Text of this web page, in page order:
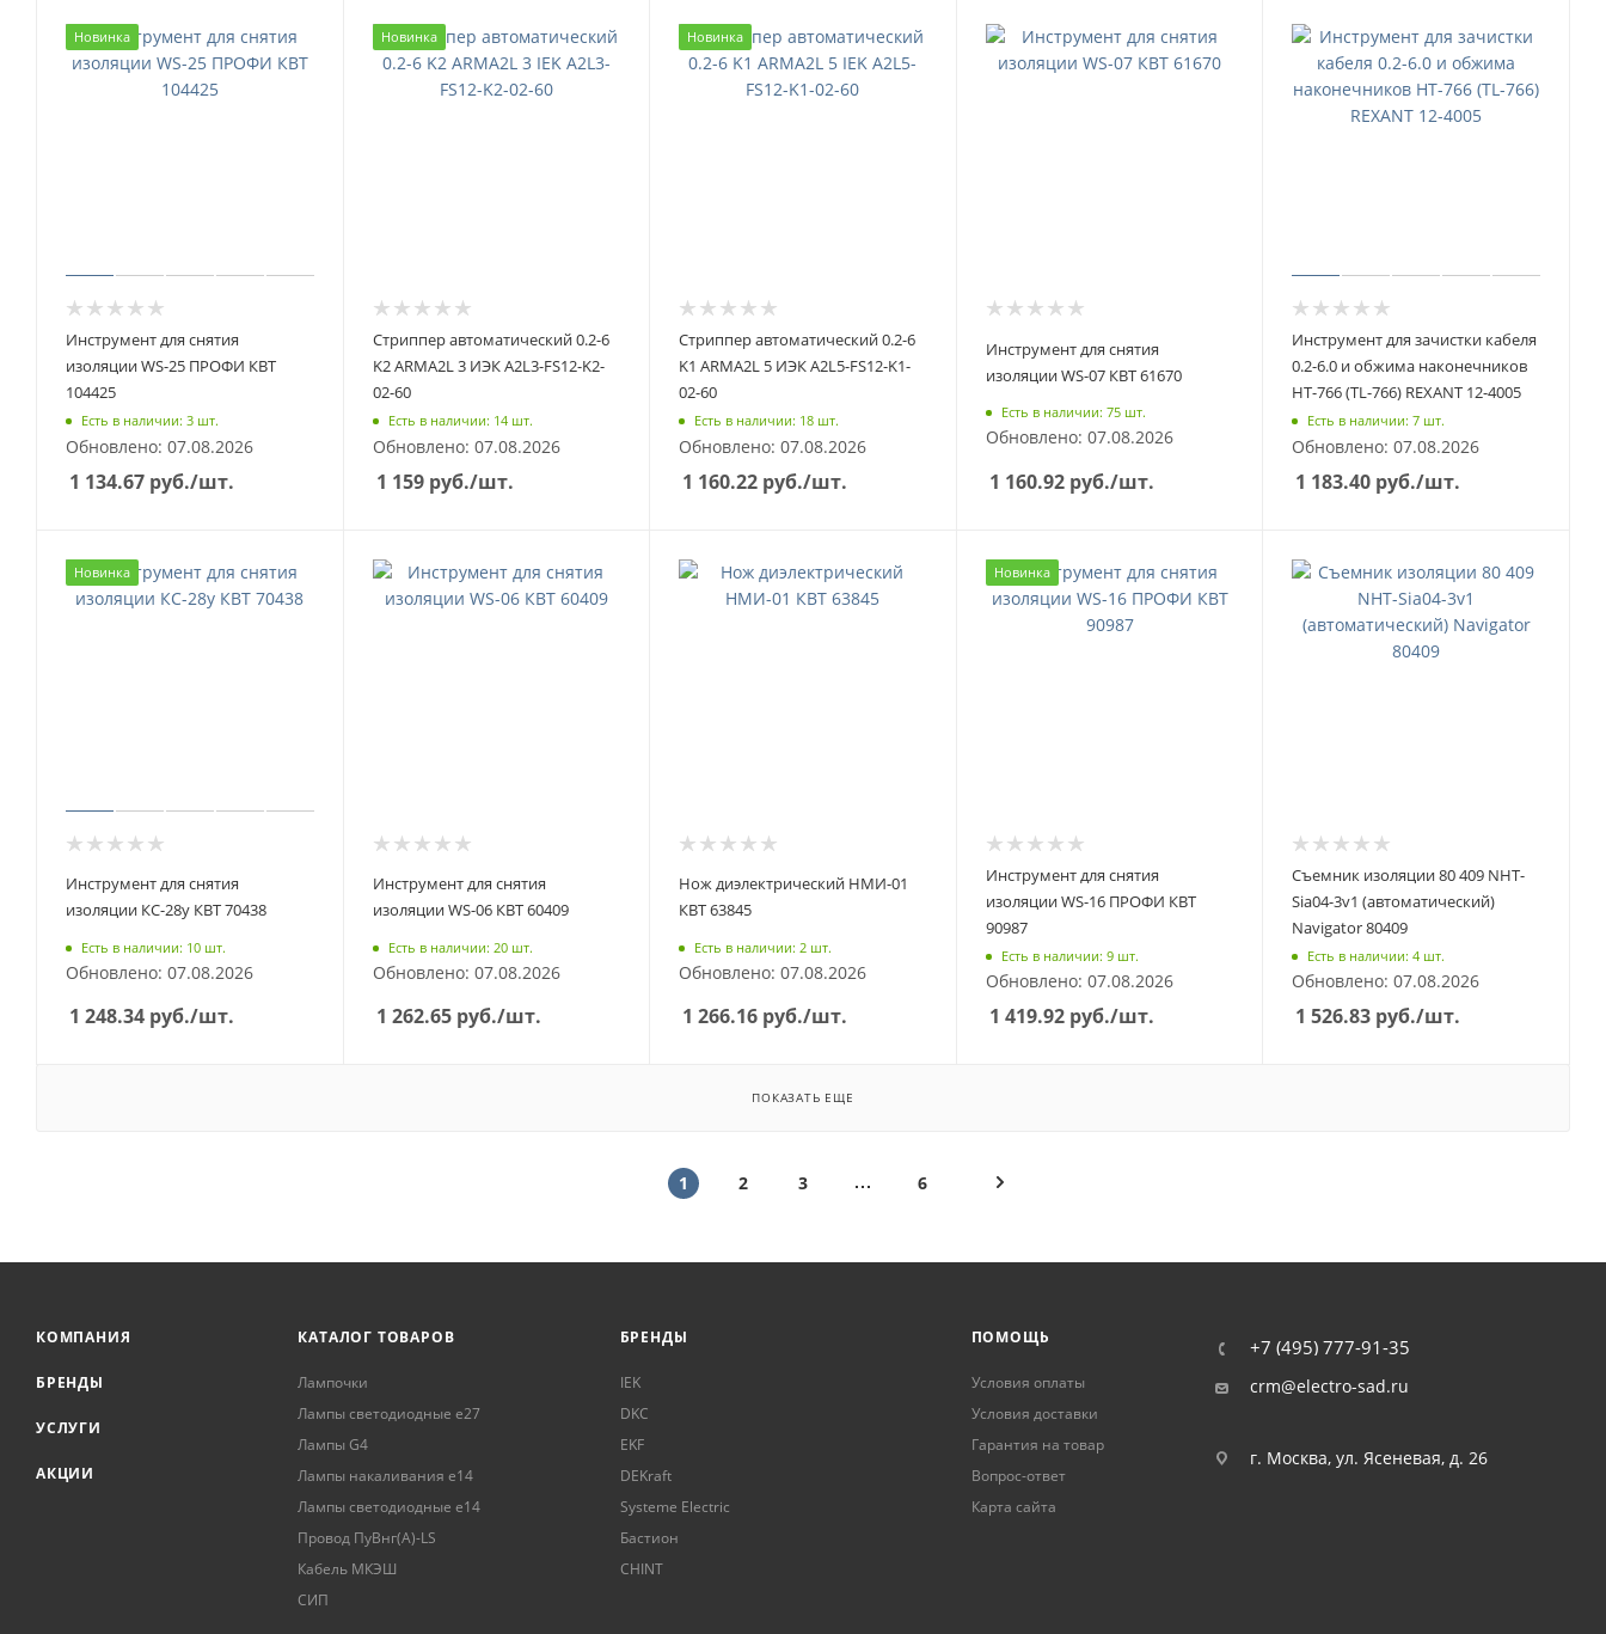
Новинка
Инструмент для снятия
изоляции WS-25 ПРОФИ КВТ
104425
Есть в наличии: 3 шт.
Обновлено: 07.08.2026
1 134.67 руб./шт.
Новинка
Стриппер автоматический 0.2-6
K2 ARMA2L 3 ИЭК A2L3-FS12-K2-
02-60
Есть в наличии: 14 шт.
Обновлено: 07.08.2026
1 159руб./шт.
Новинка
Стриппер автоматический 0.2-6
K1 ARMA2L 5 ИЭК A2L5-FS12-K1-
02-60
Есть в наличии: 18 шт.
Обновлено: 07.08.2026
1 160.22 руб./шт.
Инструмент для снятия
изоляции WS-07 КВТ 61670
Есть в наличии: 75 шт.
Обновлено: 07.08.2026
1 160.92руб./шт.
Инструмент для зачистки кабеля
0.2-6.0 и обжима наконечников
HT-766 (TL-766) REXANT 12-4005
Есть в наличии: 7 шт.
Обновлено: 07.08.2026
1 183.40 руб./шт.
Новинка
Инструмент для снятия
изоляции КС-28у КВТ 70438
Есть в наличии: 10 шт.
Обновлено: 07.08.2026
1 248.34 руб./шт.
Инструмент для снятия
изоляции WS-06 КВТ 60409
Есть в наличии: 20 шт.
Обновлено: 07.08.2026
1 262.65руб./шт.
Нож диэлектрический НМИ-01
КВТ 63845
Есть в наличии: 2 шт.
Обновлено: 07.08.2026
1 266.16 руб./шт.
Новинка
Инструмент для снятия
изоляции WS-16 ПРОФИ КВТ
90987
Есть в наличии: 9 шт.
Обновлено: 07.08.2026
1 419.92руб./шт.
Съемник изоляции 80 409 NHT-
Sia04-3v1 (автоматический)
Navigator 80409
Есть в наличии: 4 шт.
Обновлено: 07.08.2026
1 526.83 руб./шт.
ПОКАЗАТЬ ЕЩЕ
1 2 3 6
КОМПАНИЯ
БРЕНДЫ
УСЛУГИ
АКЦИИ
КАТАЛОГ ТОВАРОВ
Лампочки
Лампы светодиодные е27
Лампы G4
Лампы накаливания е14
Лампы светодиодные е14
Провод ПуВнг(А)-LS
Кабель МКЭШ
СИП
БРЕНДЫ
IEK
DKC
EKF
DEKraft
Systeme Electric
Бастион
CHINT
ПОМОЩЬ
Условия оплаты
Условия доставки
Гарантия на товар
Вопрос-ответ
Карта сайта
+7 (495) 777-91-35
crm@electro-sad.ru
г. Москва, ул. Ясеневая, д. 26